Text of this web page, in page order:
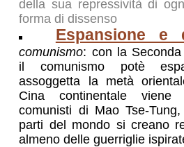
della sua repressività di
forma di dissenso
Espansione e
comunismo: con la
il comunismo potè
assoggetta la metà
Cina continentale viene
comunisti di Mao Tse-
parti del mondo si creano
almeno delle guerriglie